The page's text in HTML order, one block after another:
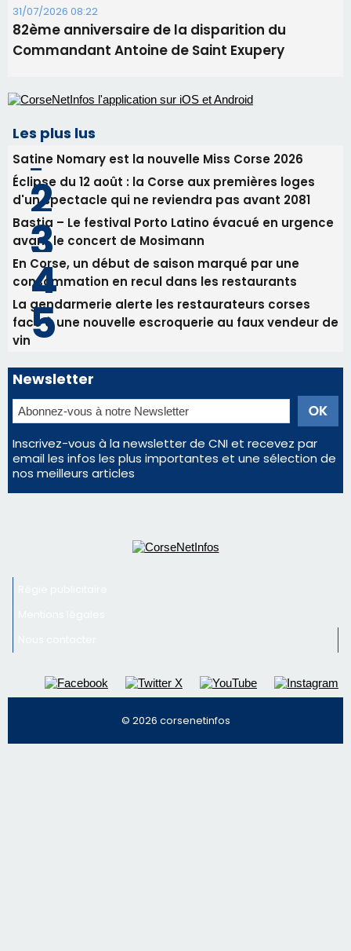
31/07/2026 08:22
82ème anniversaire de la disparition du
Commandant Antoine de Saint Exupery
Les plus lus
Satine Nomary est la nouvelle Miss Corse 2026
Éclipse du 12 août : la Corse aux premières loges
d'un spectacle qui ne reviendra pas avant 2081
Bastia – Le festival Porto Latino évacué en urgence
avant le concert de Mosimann
En Corse, un début de saison marqué par une
consommation en recul dans les restaurants
La gendarmerie alerte les restaurateurs corses
face à une nouvelle escroquerie au faux vendeur de
vin
Newsletter
Inscrivez-vous à la newsletter de CNI et recevez par
email les infos les plus importantes et une sélection de
nos meilleurs articles
© 2026 corsenetinfos